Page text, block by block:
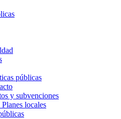
públicas
y subvenciones
locales